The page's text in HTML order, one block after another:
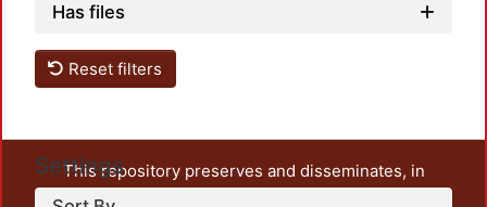
Has files
Reset filters
Settings
This repository preserves and disseminates, in
unrestricted open access, the teaching and research